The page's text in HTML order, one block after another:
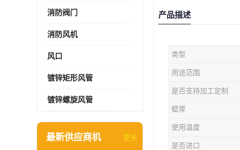
消防阀门
消防风机
风口
镀锌矩形风管
镀锌螺旋风管
最新供应商机 更多
产品描述
类型
用途范围
是否支持加工定制
壁厚
使用温度
是否进口